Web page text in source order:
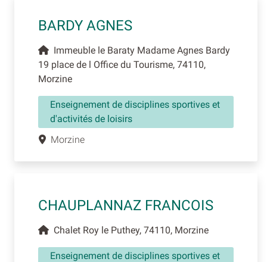
BARDY AGNES
Immeuble le Baraty Madame Agnes Bardy
19 place de l Office du Tourisme, 74110,
Morzine
Enseignement de disciplines sportives et
d'activités de loisirs
Morzine
CHAUPLANNAZ FRANCOIS
Chalet Roy le Puthey, 74110, Morzine
Enseignement de disciplines sportives et